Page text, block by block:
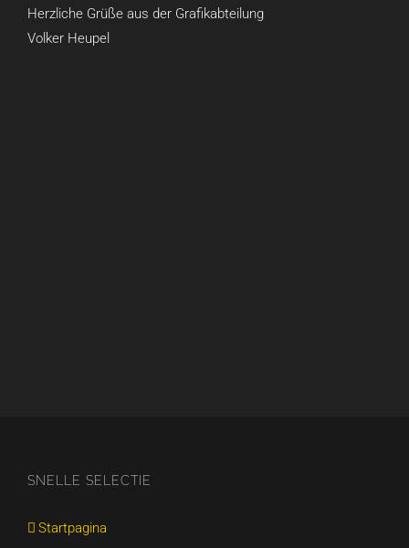
Herzliche Grüße aus der Grafikabteilung
Volker Heupel
SNELLE SELECTIE
Startpagina